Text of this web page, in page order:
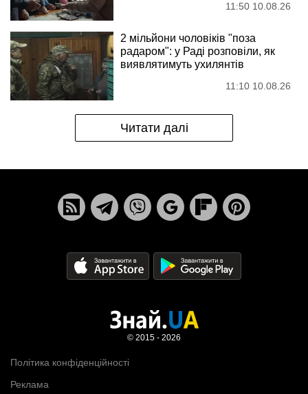
11:50 10.08.26
2 мільйони чоловіків "поза
радаром": у Раді розповіли, як
виявлятимуть ухилянтів
11:10 10.08.26
Читати далі
Політика конфіденційності
Реклама
© 2015 - 2026